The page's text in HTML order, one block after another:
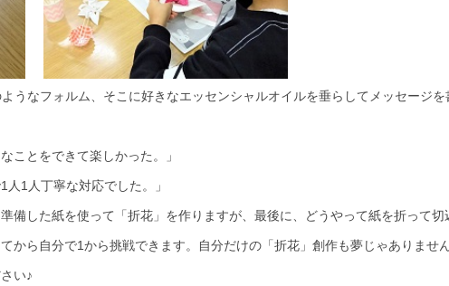
うなフォルム、そこに好きなエッセンシャルオイルを垂らしてメッセージ
ことをできて楽しかった。」
人1人丁寧な対応でした。」
備した紙を使って「折花」を作りますが、最後に、どうやって紙を折って切
から自分で1から挑戦できます。自分だけの「折花」創作も夢じゃありません
い♪